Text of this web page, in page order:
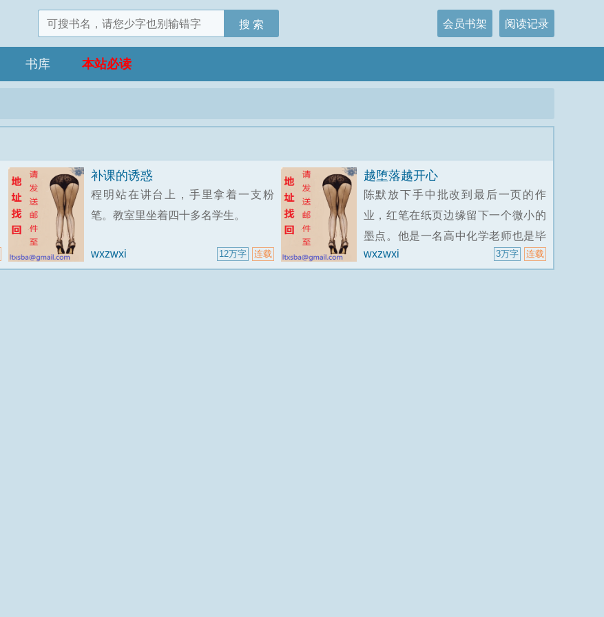
搜 索 阅读记录
会员书架
书库 本站必读
补课的诱惑
程明站在讲台上，手里拿着一支粉
笔。教室里坐着四十多名学生。
wxzwxi 连载
12万字
越堕落越开心
陈默放下手中批改到最后一页的作
业，红笔在纸页边缘留下一个微小的
墨点。他是一名高中化学老师也是毕
业班的班主任。
wxzwxi 连载
3万字